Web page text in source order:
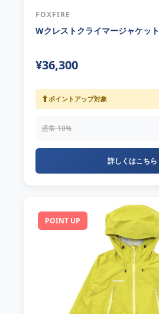
FOXFIRE
Wクレストクライマージャケット
¥36,300
⬆ポイントアップ対象
通常 10%
詳しくはこちら
POINT UP